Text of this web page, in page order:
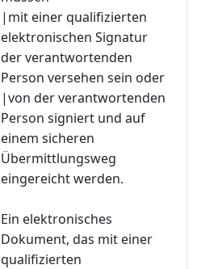
|mit einer qualifizierten
elektronischen Signatur
der verantwortenden
Person versehen sein oder
|von der verantwortenden
Person signiert und auf
einem sicheren
Übermittlungsweg
eingereicht werden.
Ein elektronisches
Dokument, das mit einer
qualifizierten